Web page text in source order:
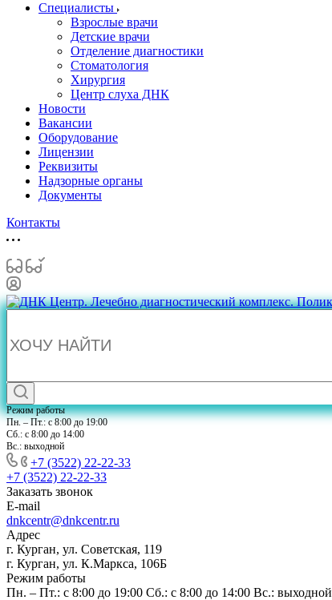
Специалисты
Взрослые врачи
Детские врачи
Отделение диагностики
Стоматология
Хирургия
Центр слуха ДНК
Новости
Вакансии
Оборудование
Лицензии
Реквизиты
Надзорные органы
Документы
Контакты
Режим работы
Пн. – Пт.: с 8:00 до 19:00
Сб.: с 8:00 до 14:00
Вс.: выходной
+7 (3522) 22-22-33
+7 (3522) 22-22-33
Заказать звонок
E-mail
dnkcentr@dnkcentr.ru
Адрес
г. Курган, ул. Советская, 119
г. Курган, ул. К.Маркса, 106Б
Режим работы
Пн. – Пт.: с 8:00 до 19:00 Сб.: с 8:00 до 14:00 Вс.: выходной